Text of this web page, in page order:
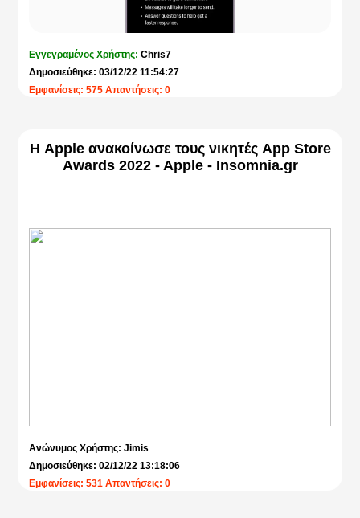
Εγγεγραμένος Χρήστης:Chris7
Δημοσιεύθηκε: 03/12/22 11:54:27
Εμφανίσεις: 575 Απαντήσεις: 0
Η Apple ανακοίνωσε τους νικητές App Store
Awards 2022 - Apple - Insomnia.gr
Ανώνυμος Χρήστης: Jimis
Δημοσιεύθηκε: 02/12/22 13:18:06
Εμφανίσεις: 531 Απαντήσεις: 0